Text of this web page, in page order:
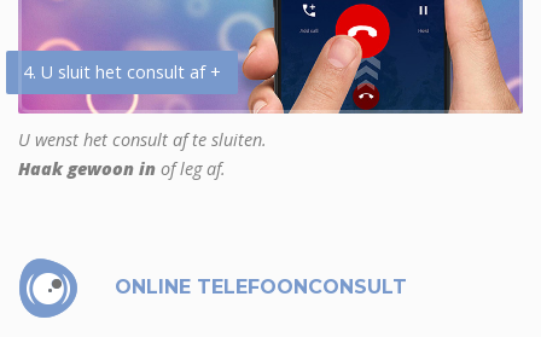
4. U sluit het consult af +
U wenst het consult af te sluiten.
Haak gewoon in of leg af.
ONLINE TELEFOONCONSULT